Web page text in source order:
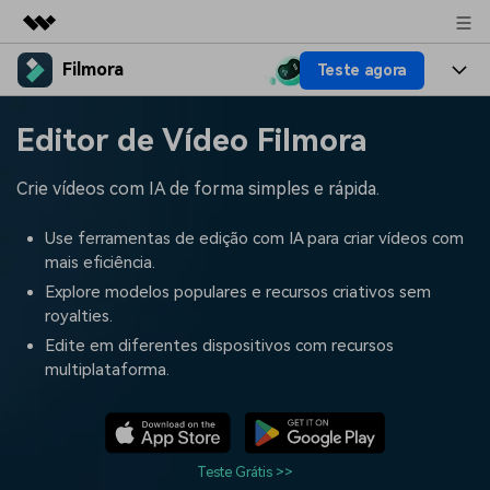
Produtos em destaque
Utilitários
Negócios
Soluções
Sobre nós
Sala de imprensa
Loja
Suporte
Filmora Teste agora
Produtos
Recursos criativos
IA
Vídeo/Imagem
Áudio
Textos
Soluções
Filmora para
Criar
Recursos
Prompts de Vídeo
populares para gerar vídeos
semelhantes em segundos
tendências de marketing de
vídeo em 2025
Central de ajuda
Fale conosco Histórias de clientes
alcançam sucesso
Preços Entrar
Editor de Vídeo Filmora
Crie vídeos com IA de forma simples e rápida.
Use ferramentas de edição com IA para criar vídeos com
mais eficiência.
Explore modelos populares e recursos criativos sem
royalties.
Edite em diferentes dispositivos com recursos
multiplataforma.
Teste Grátis >>